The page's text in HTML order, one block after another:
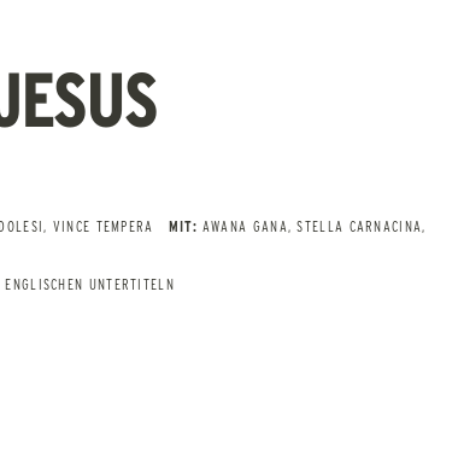
VINCE TEMPERA MIT: AWANA GANA, STELLA CARNACINA,
UNTERTITELN